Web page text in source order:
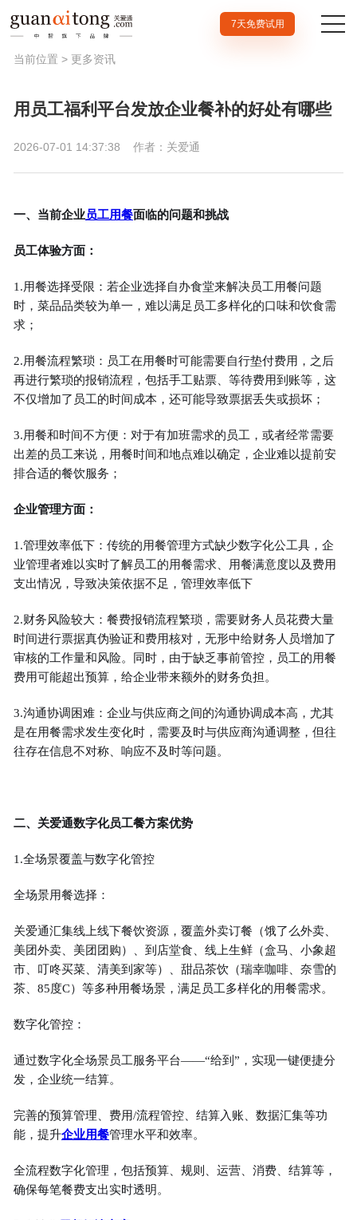
7天免费试用
当前位置 > 更多资讯
用员工福利平台发放企业餐补的好处有哪些
2026-07-01 14:37:38 作者：关爱通
一、当前企业员工用餐面临的问题和挑战
员工体验方面：
1.用餐选择受限：若企业选择自办食堂来解决员工用餐问题
时，菜品品类较为单一，难以满足员工多样化的口味和饮食需
求；
2.用餐流程繁琐：员工在用餐时可能需要自行垫付费用，之后
再进行繁琐的报销流程，包括手工贴票、等待费用到账等，这
不仅增加了员工的时间成本，还可能导致票据丢失或损坏；
3.用餐和时间不方便：对于有加班需求的员工，或者经常需要
出差的员工来说，用餐时间和地点难以确定，企业难以提前安
排合适的餐饮服务；
企业管理方面：
1.管理效率低下：传统的用餐管理方式缺少数字化公工具，企
业管理者难以实时了解员工的用餐需求、用餐满意度以及费用
支出情况，导致决策依据不足，管理效率低下
2.财务风险较大：餐费报销流程繁琐，需要财务人员花费大量
时间进行票据真伪验证和费用核对，无形中给财务人员增加了
审核的工作量和风险。同时，由于缺乏事前管控，员工的用餐
费用可能超出预算，给企业带来额外的财务负担。
3.沟通协调困难：企业与供应商之间的沟通协调成本高，尤其
是在用餐需求发生变化时，需要及时与供应商沟通调整，但往
往存在信息不对称、响应不及时等问题。
二、关爱通数字化员工餐方案优势
1.全场景覆盖与数字化管控
全场景用餐选择：
关爱通汇集线上线下餐饮资源，覆盖外卖订餐（饿了么外卖、
美团外卖、美团团购）、到店堂食、线上生鲜（盒马、小象超
市、叮咚买菜、清美到家等）、甜品茶饮（瑞幸咖啡、奈雪的
茶、85度C）等多种用餐场景，满足员工多样化的用餐需求。
数字化管控：
通过数字化全场景员工服务平台——“给到”，实现一键便捷分
发，企业统一结算。
完善的预算管理、费用/流程管控、结算入账、数据汇集等功
能，提升企业用餐管理水平和效率。
全流程数字化管理，包括预算、规则、运营、消费、结算等，
确保每笔餐费支出实时透明。